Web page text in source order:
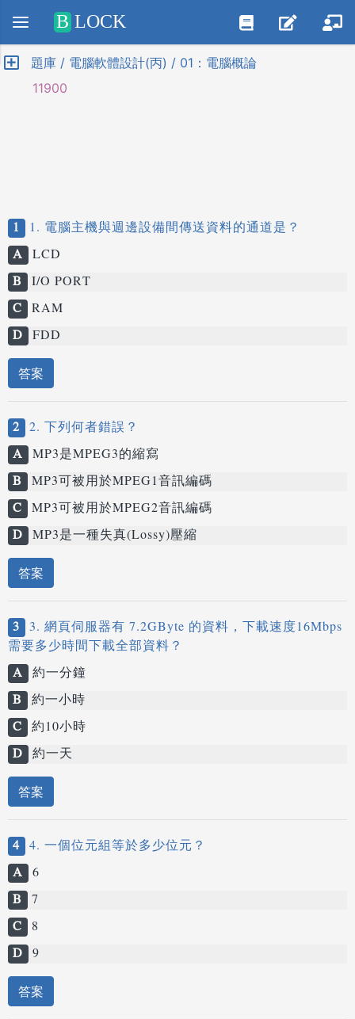
Positive SSL
B LOCK
題庫 / 電腦軟體設計(丙) / 01：電腦概論
11900
1
1. 電腦主機與週邊設備間傳送資料的通道是？
A LCD
B I/O PORT
C RAM
D FDD
答案
2 2. 下列何者錯誤？
A MP3是MPEG3的縮寫
B MP3可被用於MPEG1音訊編碼
C MP3可被用於MPEG2音訊編碼
D MP3是一種失真(Lossy)壓縮
答案
3 3. 網頁伺服器有 7.2GByte 的資料，下載速度16Mbps
需要多少時間下載全部資料？
A 約一分鐘
B 約一小時
C 約10小時
D 約一天
答案
4 4. 一個位元組等於多少位元？
A 6
B 7
C 8
D 9
答案